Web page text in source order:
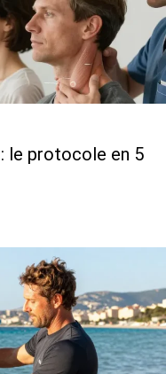
le protocole en 5